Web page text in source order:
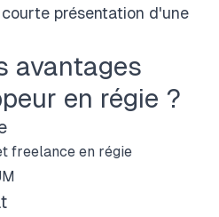
présentation d'une
avantages
en régie ?
freelance en régie